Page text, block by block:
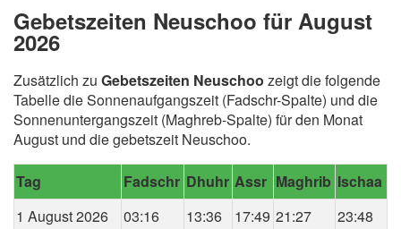
Gebetszeiten Neuschoo für August
2026
Zusätzlich zu Gebetszeiten Neuschoo zeigt die folgende
Tabelle die Sonnenaufgangszeit (Fadschr-Spalte) und die
Sonnenuntergangszeit (Maghreb-Spalte) für den Monat
August und die gebetszeit Neuschoo.
Tag Fadschr Dhuhr Assr Maghrib Ischaa
1 August 2026
03:16 13:36 17:49 21:27
23:48